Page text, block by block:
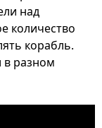
над
количество
корабль.
в разном